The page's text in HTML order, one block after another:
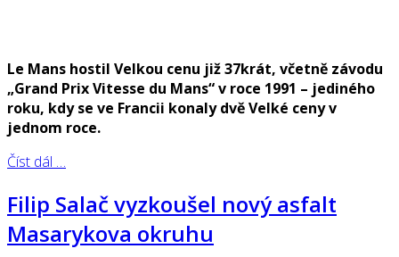
Le Mans hostil Velkou cenu již 37krát, včetně závodu
„Grand Prix Vitesse du Mans“ v roce 1991 – jediného
roku, kdy se ve Francii konaly dvě Velké ceny v
jednom roce.
Číst dál …
Filip Salač vyzkoušel nový asfalt
Masarykova okruhu